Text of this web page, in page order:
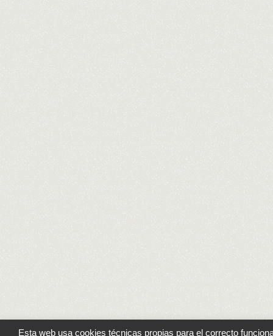
Esta web usa cookies técnicas propias para el correcto